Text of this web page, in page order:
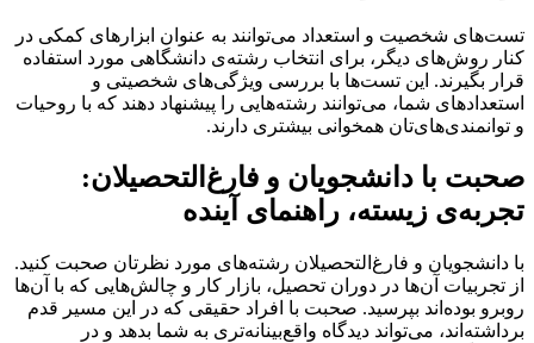
تست‌های شخصیت و استعداد می‌توانند به عنوان ابزارهای کمکی در
کنار روش‌های دیگر، برای انتخاب رشته‌ی دانشگاهی مورد استفاده
قرار بگیرند. این تست‌ها با بررسی ویژگی‌های شخصیتی و
استعدادهای شما، می‌توانند رشته‌هایی را پیشنهاد دهند که با روحیات
و توانمندی‌های‌تان همخوانی بیشتری دارند.
صحبت با دانشجویان و فارغ‌التحصیلان:
تجربه‌ی زیسته، راهنمای آینده
با دانشجویان و فارغ‌التحصیلان رشته‌های مورد نظرتان صحبت کنید.
از تجربیات آن‌ها در دوران تحصیل، بازار کار و چالش‌هایی که با آن‌ها
روبرو بوده‌اند بپرسید. صحبت با افراد حقیقی که در این مسیر قدم
برداشته‌اند، می‌تواند دیدگاه واقع‌بینانه‌تری به شما بدهد و در